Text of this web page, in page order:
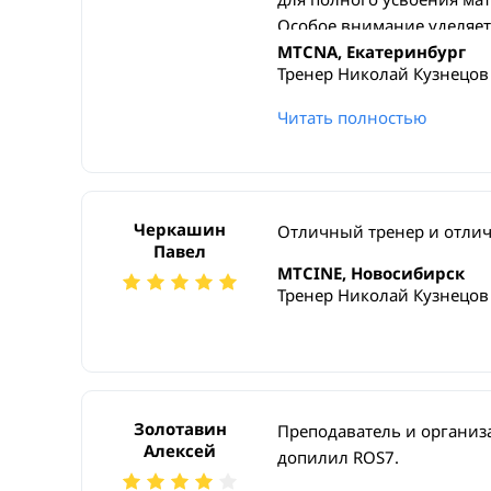
Особое внимание
которые позволяют
Лабораторные работы,
Преподаватель не
MTCNA, Екатеринбург
Тренер Николай Кузнецов
Читать полностью
Черкашин
Павел
Отличный тренер и
MTCINE, Новосибирск
Тренер Николай Кузнецов
Золотавин
Алексей
Преподаватель и
допилил ROS7.